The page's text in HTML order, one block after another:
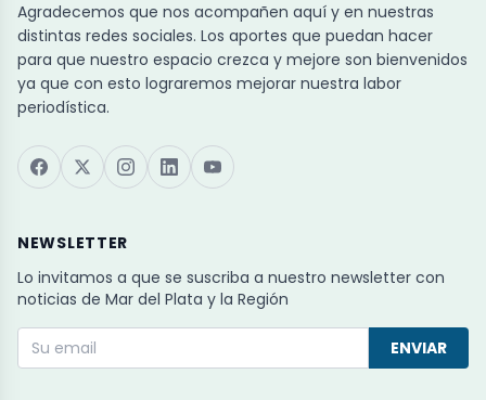
Agradecemos que nos acompañen aquí y en nuestras
distintas redes sociales. Los aportes que puedan hacer
para que nuestro espacio crezca y mejore son bienvenidos
ya que con esto lograremos mejorar nuestra labor
periodística.
NEWSLETTER
Lo invitamos a que se suscriba a nuestro newsletter con
noticias de Mar del Plata y la Región
ENVIAR